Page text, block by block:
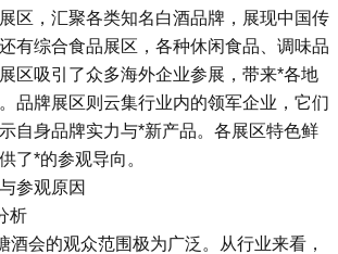
区，汇聚各类知名白酒品牌，展现中国传
有综合食品展区，各种休闲食品、调味品
区吸引了众多海外企业参展，带来*各地
品牌展区则云集行业内的领军企业，它们
自身品牌实力与*新产品。各展区特色鲜
了*的参观导向。
参观原因
析
酒会的观众范围极为广泛。从行业来看，